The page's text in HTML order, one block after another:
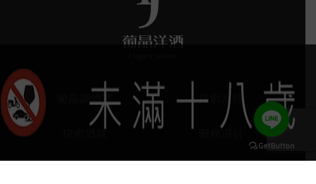
葡晶調酒室 探索品牌
探索酒款 服務項目